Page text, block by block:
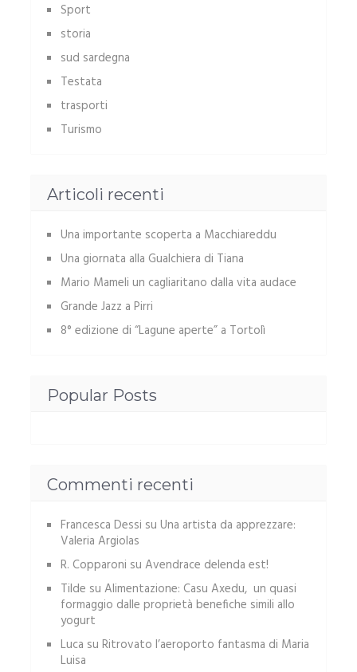
Sport
storia
sud sardegna
Testata
trasporti
Turismo
Articoli recenti
Una importante scoperta a Macchiareddu
Una giornata alla Gualchiera di Tiana
Mario Mameli un cagliaritano dalla vita audace
Grande Jazz a Pirri
8° edizione di “Lagune aperte” a Tortolì
Popular Posts
Commenti recenti
Francesca Dessi su Una artista da apprezzare:
Valeria Argiolas
R. Copparoni su Avendrace delenda est!
Tilde su Alimentazione: Casu Axedu, un quasi
formaggio dalle proprietà benefiche simili allo
yogurt
Luca su Ritrovato l’aeroporto fantasma di Maria
Luisa